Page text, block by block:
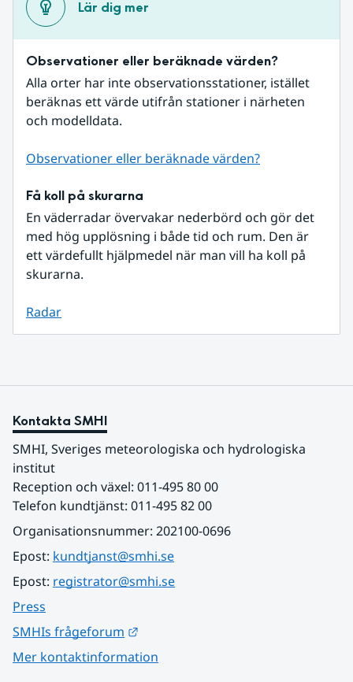
Lär dig mer
Observationer eller beräknade värden?
Alla orter har inte observationsstationer, istället
beräknas ett värde utifrån stationer i närheten
och modelldata.
Observationer eller beräknade värden?
Få koll på skurarna
En väderradar övervakar nederbörd och gör det
med hög upplösning i både tid och rum. Den är
ett värdefullt hjälpmedel när man vill ha koll på
skurarna.
Radar
Kontakta SMHI
SMHI, Sveriges meteorologiska och hydrologiska
institut
Reception och växel: 011-495 80 00
Telefon kundtjänst: 011-495 82 00
Organisationsnummer: 202100-0696
Epost: kundtjanst@smhi.se
Epost: registrator@smhi.se
Press
SMHIs frågeforum
Mer kontaktinformation